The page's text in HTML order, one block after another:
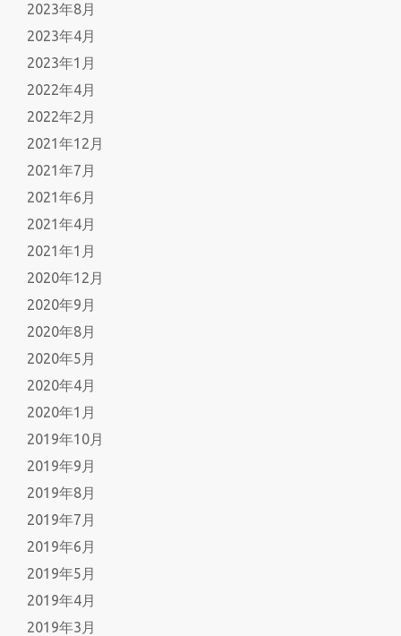
2023年8月
2023年4月
2023年1月
2022年4月
2022年2月
2021年12月
2021年7月
2021年6月
2021年4月
2021年1月
2020年12月
2020年9月
2020年8月
2020年5月
2020年4月
2020年1月
2019年10月
2019年9月
2019年8月
2019年7月
2019年6月
2019年5月
2019年4月
2019年3月